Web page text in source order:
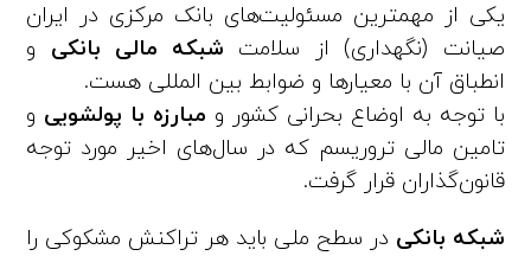
یکی از مهمترین مسئولیت‌های بانک مرکزی در ایران
صیانت (نگهداری) از سلامت شبکه مالی بانکی و
انطباق آن با معیارها و ضوابط بین المللی هست.
با توجه به اوضاع بحرانی کشور و مبارزه با پولشویی و
تامین مالی تروریسم که در سال‌های اخیر مورد توجه
قانون‌گذاران قرار گرفت.
شبکه بانکی در سطح ملی باید هر تراکنش مشکوکی را